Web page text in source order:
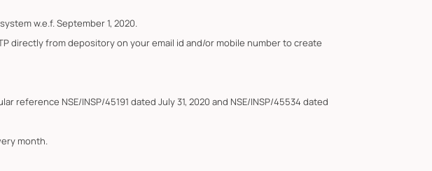
w.e.f. September 1, 2020.
directly from depository on your email id and/or mobile number to create
NSE/INSP/45191 dated July 31, 2020 and NSE/INSP/45534 dated
month.